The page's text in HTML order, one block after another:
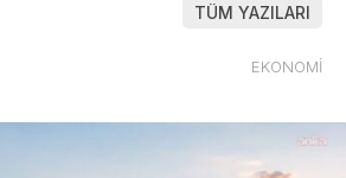
TÜM YAZILARI
EKONOMİ